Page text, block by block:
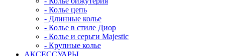
- Колье цепь
- Длинные колье
- Колье в стиле Диор
- Колье и серьги Majestic
- Крупные колье
АКСЕССУАРЫ